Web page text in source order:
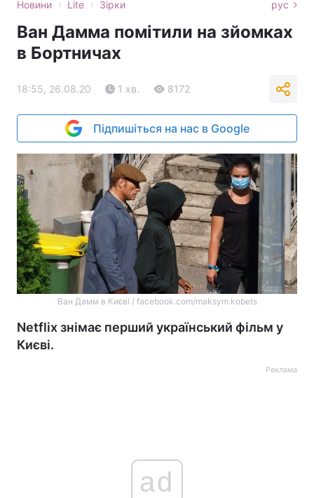
Новини › Lite › Зірки рус
Ван Дамма помітили на зйомках
в Бортничах
18:55, 26.08.20 1 хв. 8172
Підпишіться на нас в Google
Ван Дамм в Києві / facebook.com/maksym.kobets
Netflix знімає перший український фільм у
Києві.
Реклама
ad